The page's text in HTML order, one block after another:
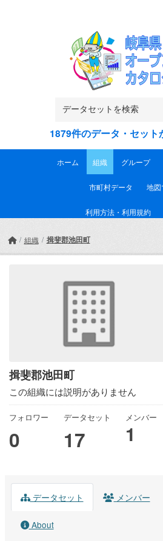
1879件のデータ・セット
ホーム 組織 グループ
市町村データ 地図
利用方法・利用規約
組織 揖斐郡池田町
揖斐郡池田町
この組織には説明がありません
フォロワー
0
データセット
17
メンバー
1
データセット メンバー
About